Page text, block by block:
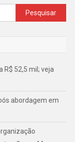
Pesquisar
por:
R$ 52,5 mil; veja
abordagem em